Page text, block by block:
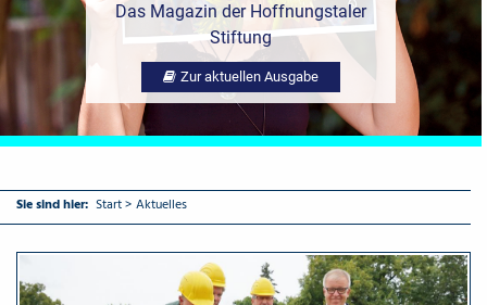
Das Magazin der Hoffnungstaler
Stiftung
Zur aktuellen Ausgabe
Was ist "Demokratie stärken"?
Mehr Info's
Sie sind hier: Start> Aktuelles